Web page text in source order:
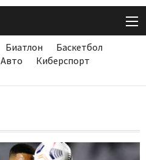
Биатлон
Баскетбол
Авто
Киберспорт